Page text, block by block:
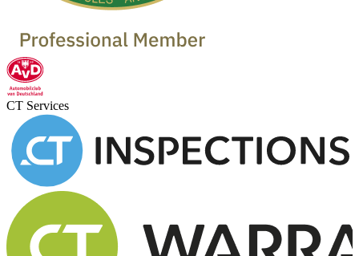
CT Services